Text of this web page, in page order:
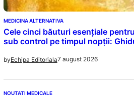
MEDICINA ALTERNATIVA
Cele cinci băuturi esențiale
sub control pe timpul nopții:
byEchipa Editoriala7 august 2026
NOUTATI MEDICALE